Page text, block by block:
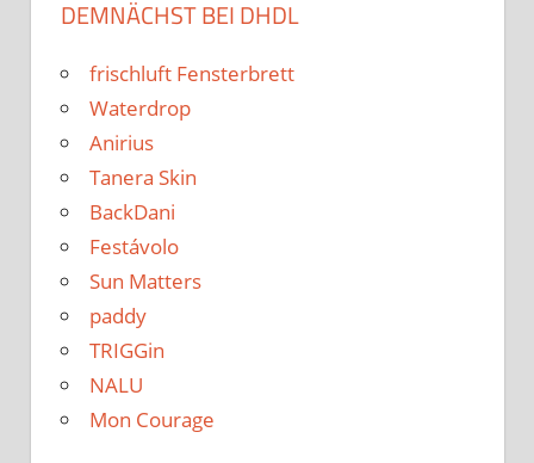
DEMNÄCHST BEI DHDL
frischluft Fensterbrett
Waterdrop
Anirius
Tanera Skin
BackDani
Festávolo
Sun Matters
paddy
TRIGGin
NALU
Mon Courage